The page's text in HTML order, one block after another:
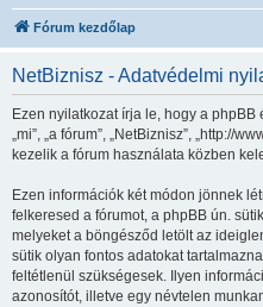
Fórum kezdőlap
NetBiznisz - Adatvédelmi
Ezen nyilatkozat írja le, hogy a phpBB
„mi”, „a fórum”, „NetBiznisz”, „http://
kezelik a fórum használata közben
Ezen információk két módon jönnek
felkeresed a fórumot, a phpBB ún.
melyeket a böngésződ letölt az
sütik olyan fontos adatokat
feltétlenül szükségesek. Ilyen
azonosítót, illetve egy névtelen